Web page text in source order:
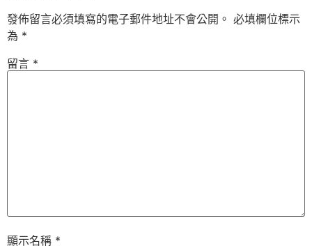
發佈留言必須填寫的電子郵件地址不會公開。 必填欄位標示
為 *
留言 *
顯示名稱 *